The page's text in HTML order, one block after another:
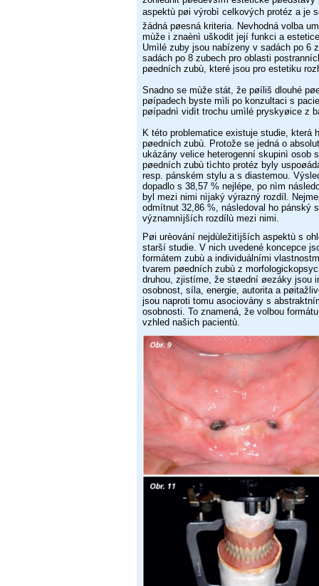
aspektù pøi výrobì celkových protéz a je
žádná pøesná kriteria. Nevhodná volba
mùže i znaènì uškodit její funkci a
Umìlé zuby jsou nabízeny v sadách po 6
sadách po 8 zubech pro oblasti
pøedních zubù, které jsou pro estetiku
Snadno se mùže stát, že pøíliš dlouhé
pøípadech byste mìli po konzultaci s
pøípadnì vidìt trochu umìlé pryskyøice z
K této problematice existuje studie, která
pøedních zubù. Protože se jedná o
ukázány velice heterogenní skupinì osob
pøedních zubù tìchto protéz byly
resp. pánském stylu a s diastemou.
dopadlo s 38,57 % nejlépe, po nìm
byl mezi nimi nìjaký výrazný rozdíl.
odmítnut 32,86 %, následoval ho pánský
významnìjších rozdílù mezi nimi.
Pøi urèování nejdùležitìjších aspektù s
starší studie. V nich uvedené koncepce
formátem zubù a individuálními
tvarem pøedních zubù z
druhou, zjistíme, že støední øezáky jsou
osobnost, síla, energie, autorita a
jsou naproti tomu asociovány s
osobnosti. To znamená, že volbou
vzhled našich pacientù.